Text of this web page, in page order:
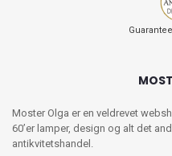
Moster Olga er en veldrevet
60’er lamper, design og alt det
antikvitetshandel.